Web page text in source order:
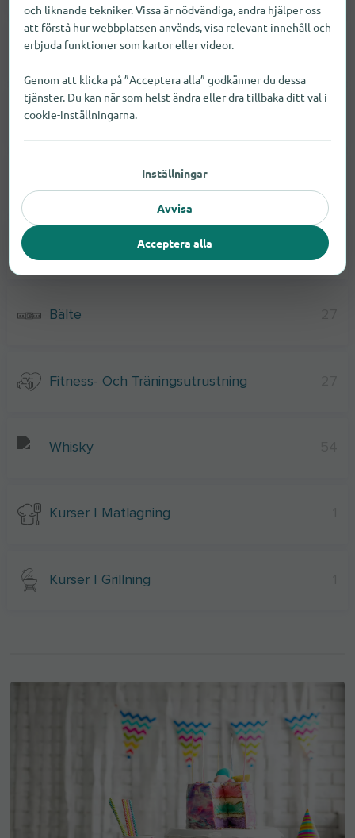
Konsumentelektronik
Verktyg
49
Bälte
Fitness- Och Träningsutrustning
Whisky
Kurser I Matlagning
Kurser I Grillning
och liknande tekniker. Vissa är nödvändiga, andra hjälper oss
att förstå hur webbplatsen används, visa relevant innehåll och
erbjuda funktioner som kartor eller videor.
Genom att klicka på ”Acceptera alla” godkänner du dessa
tjänster. Du kan när som helst ändra eller dra tillbaka ditt val i
cookie-inställningarna.
Inställningar
Avvisa
Acceptera alla